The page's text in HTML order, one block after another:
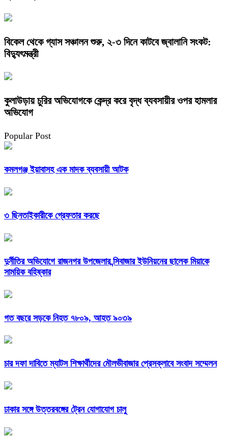
বিকেল থেকে গ্যাস সঞ্চালন শুরু, ২-৩ দিনে কাটবে জ্বালানি সংকট:
বিদ্যুৎমন্ত্রী
কুলাউড়ায় চুরির অভিযোগকে কেন্দ্র করে বৃদ্ধ ব্যবসায়ীর ওপর হামলার
অভিযোগ
Popular Post
কমলগঞ্জ ইয়াবাসহ এক মাদক ব্যবসায়ী আটক
৩ ছিনতাইকারীকে গ্রেফতার করছে
দুর্নীতির অভিযোগে রাজনগর উপজেলার ন্সিবাজার ইউনিয়নের ছালেক মিয়াকে
সাময়িক বহিষ্কার
গত বছরে সড়কে নিহত ৭৮০৯, আহত ৯০৩৯
চার দফা দাবিতে ম্যাটস শিক্ষার্থীদের মৌলভীবাজার প্রেসক্লাবে সংবাদ সম্মেলন
ঢাকার সঙ্গে উত্তরবঙ্গের ট্রেন যোগাযোগ চালু